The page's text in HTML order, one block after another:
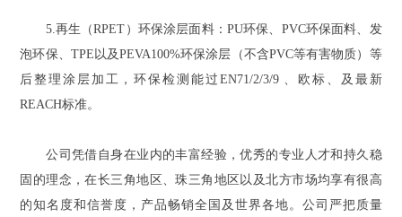
5.再生（RPET）环保涂层面料：PU环保、PVC环保面料、发
泡环保、TPE以及PEVA100%环保涂层（不含PVC等有害物质）等
后整理涂层加工，环保检测能过EN71/2/3/9 、欧标、及最新
REACH标准。
公司凭借自身在业内的丰富经验，优秀的专业人才和持久稳
固的理念，在长三角地区、珠三角地区以及北方市场均享有很高
的知名度和信誉度，产品畅销全国及世界各地。公司严把质量